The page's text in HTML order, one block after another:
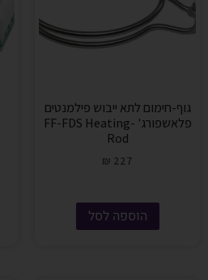
גוף-חימום לתא ייבוש פילמנטים
פלאשפורג' -FF-FDS Heating
Rod
₪ 227
הוספה לסל